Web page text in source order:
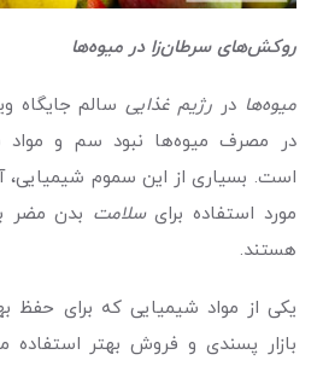
روکش‌های سرطان‌زا در میوه‌ها
میوه‌ها در رژیم غذایی سالم جایگاه
در مصرف میوه‌ها نبود سم و مواد
است. بسیاری از این سموم
مورد استفاده برایسلامت بدن مضر
هستند.
یکی از مواد شیمیایی که برای حفظ
بازار پسندی و فروش بهتر